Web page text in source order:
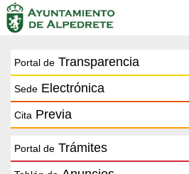
Portal de Transparencia
Sede Electrónica
Cita Previa
Portal de Trámites